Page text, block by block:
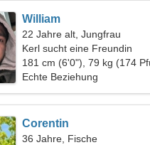
William
22 Jahre alt, Jungfrau
Kerl sucht eine Freundin
181 cm (6'0"), 79 kg (174
Echte Beziehung
Corentin
36 Jahre, Fische